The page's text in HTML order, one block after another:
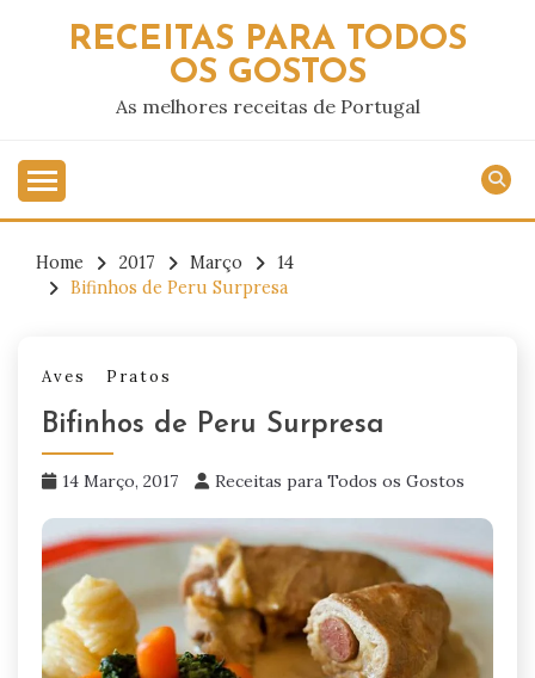
RECEITAS PARA TODOS
OS GOSTOS
As melhores receitas de Portugal
Home 2017 Março
14
Bifinhos de Peru Surpresa
Aves Pratos
Bifinhos de Peru Surpresa
14 Março, 2017 Receitas para Todos os Gostos